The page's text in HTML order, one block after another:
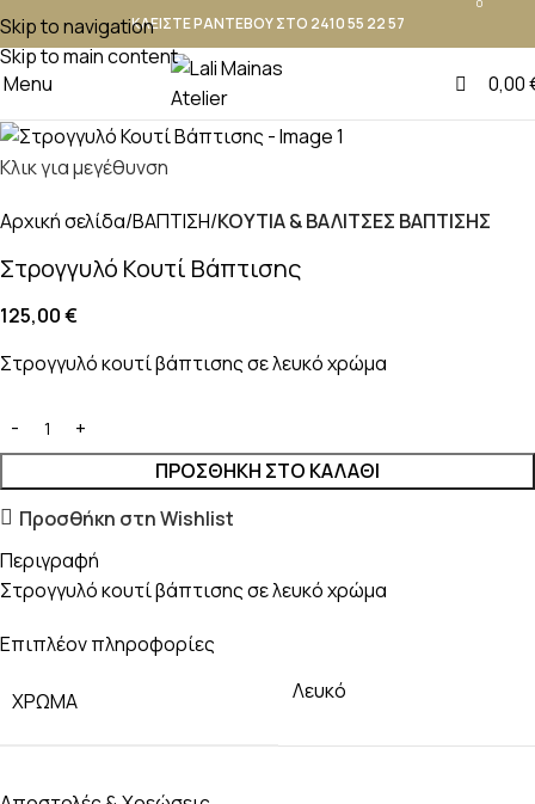
Skip to navigation
Skip to main content
ΚΛΕΙΣΤΕ ΡΑΝΤΕΒΟΥ ΣΤΟ 2410 55 22 57
Menu 0,00
Κλικ για μεγέθυνση
Αρχική σελίδα ΒΑΠΤΙΣΗ ΚΟΥΤΙΑ & ΒΑΛΙΤΣΕΣ ΒΑΠΤΙΣΗΣ
Στρογγυλό Κουτί Βάπτισης
125,00€
Στρογγυλό κουτί βάπτισης σε λευκό χρώμα
ΠΡΟΣΘΉΚΗ ΣΤΟ ΚΑΛΆΘΙ
Προσθήκη στη Wishlist
Περιγραφή
Στρογγυλό κουτί βάπτισης σε λευκό χρώμα
Επιπλέον πληροφορίες
ΧΡΏΜΑ Λευκό